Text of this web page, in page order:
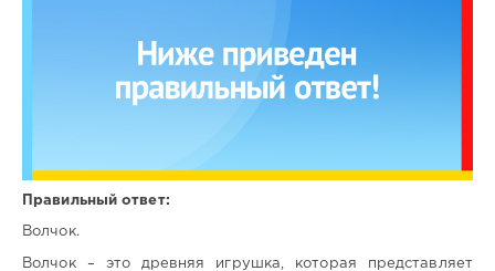
Правильный ответ:
Волчок.
Волчок – это древняя игрушка, которая представляет